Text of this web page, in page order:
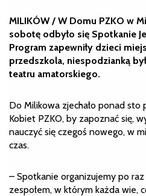
MILIKÓW / W Domu PZKO w
sobotę odbyło się Spotkanie
Program zapewniły dzieci
przedszkola, niespodzianką
teatru amatorskiego.
Do Milikowa zjechało ponad sto
Kobiet PZKO, by zapoznać się,
nauczyć się czegoś nowego, w
czas.
– Spotkanie organizujemy po
zespołem, w którym każda wie,